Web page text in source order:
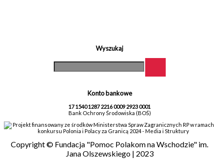
Wyszukaj
Konto bankowe
17 1540 1287 2216 0009 2923 0001
Bank Ochrony Środowiska (BOŚ)
Projekt finansowany ze środków Ministerstwa Spraw Zagranicznych RP w ramach
konkursu Polonia i Polacy za Granicą 2024 - Media i Struktury
Copyright © Fundacja "Pomoc Polakom na Wschodzie" im.
Jana Olszewskiego | 2023